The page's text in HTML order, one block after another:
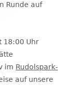
Runde auf
18:00 Uhr
im Rudolspark-
auf unsere